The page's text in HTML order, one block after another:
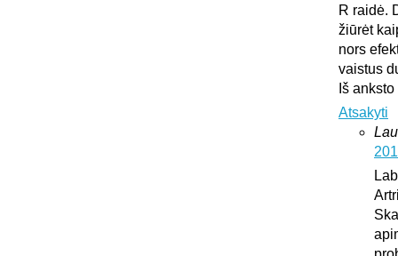
R raidė.
žiūrėt
nors
vaistus
Iš
Atsakyti